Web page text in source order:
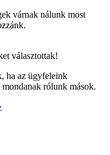
várnak nálunk most
választottak!
ha az ügyfeleink
rólunk mások.